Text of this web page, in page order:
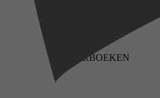
LUISTERBOEKEN